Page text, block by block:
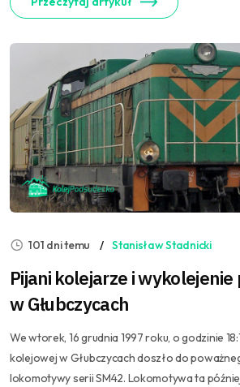
101 dni temu Stanisław Stadnicki
Pijani kolejarze i wykolejenie
w Głubczycach
We wtorek, 16 grudnia 1997 roku, o godzinie
kolejowej w Głubczycach doszło do
lokomotywy serii SM42. Lokomotywa ta